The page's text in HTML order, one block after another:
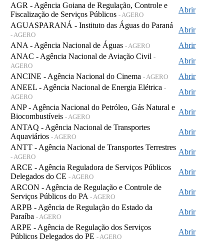
AGR - Agência Goiana de Regulação, Controle e
Fiscalização de Serviços Públicos - AGERO
Abrir
AGUASPARANÁ - Instituto das Águas do Paraná
- AGERO
Abrir
ANA - Agência Nacional de Águas - AGERO
Abrir
ANAC - Agência Nacional de Aviação Civil -
AGERO
Abrir
ANCINE - Agência Nacional do Cinema - AGERO
Abrir
ANEEL - Agência Nacional de Energia Elétrica -
AGERO
Abrir
ANP - Agência Nacional do Petróleo, Gás Natural e
Biocombustíveis - AGERO
Abrir
ANTAQ - Agência Nacional de Transportes
Aquaviários - AGERO
Abrir
ANTT - Agência Nacional de Transportes Terrestres
- AGERO
Abrir
ARCE - Agência Reguladora de Serviços Públicos
Delegados do CE - AGERO
Abrir
ARCON - Agência de Regulação e Controle de
Serviços Públicos do PA - AGERO
Abrir
ARPB - Agência de Regulação do Estado da
Paraíba - AGERO
Abrir
ARPE - Agência de Regulação dos Serviços
Públicos Delegados do PE - AGERO
Abrir